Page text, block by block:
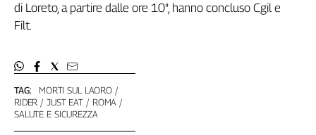
Tech
It
Inserti
Idea
Diffusa
TAG:
MORTI SUL LAORO
RIDER
JUST EAT
ROMA
SALUTE E SICUREZZA
di Loreto, a partire dalle ore 10", hanno concluso Cgil e
Filt.